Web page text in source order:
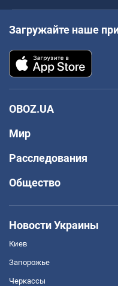
Загружайте наше
OBOZ.UA
Мир
Расследования
Общество
Новости Украины
Киев
Запорожье
Черкассы